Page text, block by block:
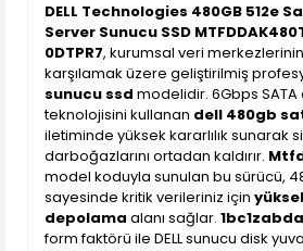
DELL Technologies 480GB 512e
Server Sunucu SSD
0DTPR7, kurumsal veri
karşılamak üzere geliştirilmiş
sunucu ssd modelidir. 6Gbps
teknolojisini kullanan dell 480gb
iletiminde yüksek kararlılık sunarak
darboğazlarını ortadan kaldırır.
model koduyla sunulan bu sürücü,
sayesinde kritik verileriniz için
depolama alanı sağlar. 1bc1zabda
form faktörü ile DELL sunucu disk